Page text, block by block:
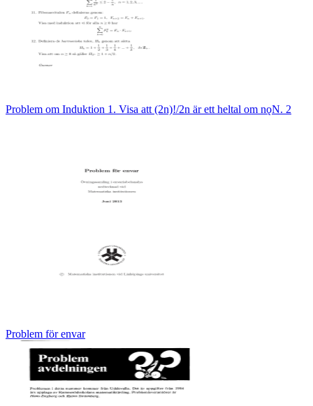
Problem om Induktion 1. Visa att (2n)!/2n är ett heltal om nǫN. 2
Problem för envar